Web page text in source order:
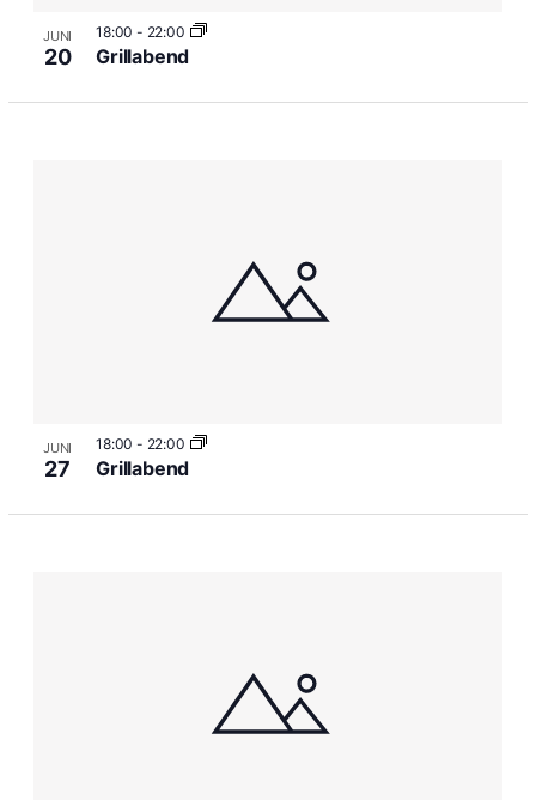
JUNI
20
18:00 - 22:00
Grillabend
JUNI
27
18:00 - 22:00
Grillabend